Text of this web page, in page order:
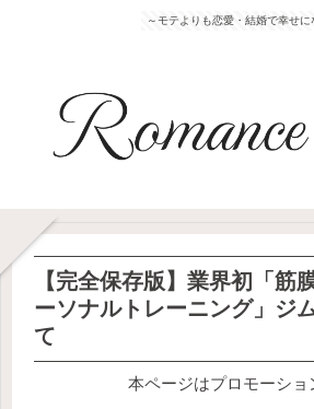
～モテよりも恋愛・結婚で幸せに
【完全保存版】業界初「筋
ーソナルトレーニング」ジ
て
本ページはプロモーシ